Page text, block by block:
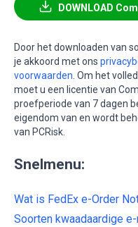
DOWNLOAD
Door het downloaden van
je akkoord met ons
voorwaarden. Om het
moet u een licentie van
proefperiode van 7 dagen
eigendom van en wordt
van PCRisk.
Snelmenu:
Wat is FedEx e-Order
Soorten kwaadaardige